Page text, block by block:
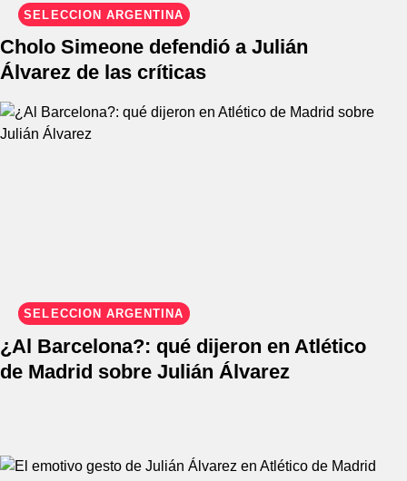
SELECCIÓN ARGENTINA
Cholo Simeone defendió a Julián
Álvarez de las críticas
SELECCIÓN ARGENTINA
¿Al Barcelona?: qué dijeron en Atlético
de Madrid sobre Julián Álvarez